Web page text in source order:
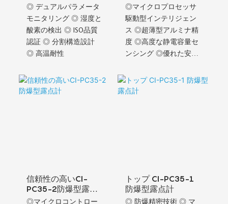
◎ デュアルパラメータ
モニタリング ◎ 湿度と
酸素の検出 ◎ ISO品質
認証 ◎ 分割構造設計
◎ 高温耐性
◎マイクロプロセッサ
駆動型インテリジェン
ス ◎超薄型アルミナ精
度 ◎高度な静電容量セ
ンシング ◎優れた安定
信頼性の高いCI-
PC35-2防爆型露点
計
◎マイクロコントロー
トップ CI-PC35-1
防爆型露点計
◎ 防爆精密技術 ◎ マ